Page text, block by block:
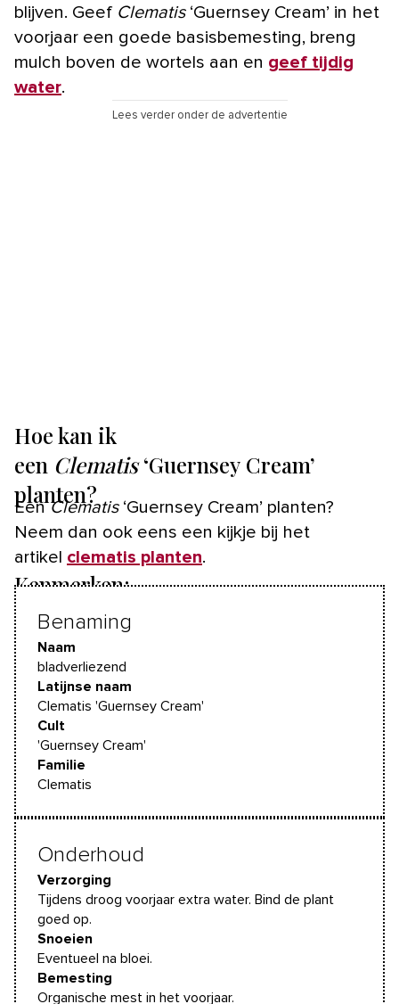
blijven. Geef Clematis‘Guernsey Cream’ in het
voorjaar een goede basisbemesting, breng
mulch boven de wortels aan en geef tijdig
water.
Lees verder onder de advertentie
Hoe kan ik
een Clematis‘Guernsey Cream’
planten?
EenClematis‘Guernsey Cream’ planten?
Neem dan ook eens een kijkje bij het
artikel clematis planten.
Kenmerken:
Benaming
Naam
bladverliezend
Latijnse naam
Clematis 'Guernsey Cream'
Cult
'Guernsey Cream'
Familie
Clematis
Onderhoud
Verzorging
Tijdens droog voorjaar extra water. Bind de plant
goed op.
Snoeien
Eventueel na bloei.
Bemesting
Organische mest in het voorjaar.